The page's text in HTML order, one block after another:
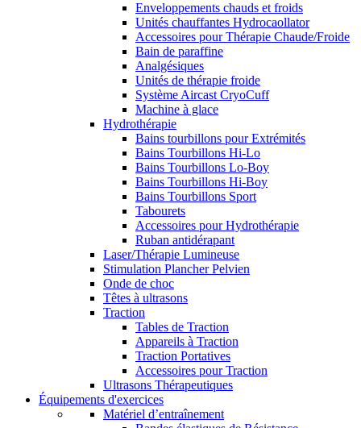
Enveloppements chauds et froids
Unités chauffantes Hydrocaollator
Accessoires pour Thérapie Chaude/Froide
Bain de paraffine
Analgésiques
Unités de thérapie froide
Système Aircast CryoCuff
Machine à glace
Hydrothérapie
Bains tourbillons pour Extrémités
Bains Tourbillons Hi-Lo
Bains Tourbillons Lo-Boy
Bains Tourbillons Hi-Boy
Bains Tourbillons Sport
Tabourets
Accessoires pour Hydrothérapie
Ruban antidérapant
Laser/Thérapie Lumineuse
Stimulation Plancher Pelvien
Onde de choc
Têtes à ultrasons
Traction
Tables de Traction
Appareils à Traction
Traction Portatives
Accessoires pour Traction
Ultrasons Thérapeutiques
Équipements d'exercices
Matériel d’entraînement